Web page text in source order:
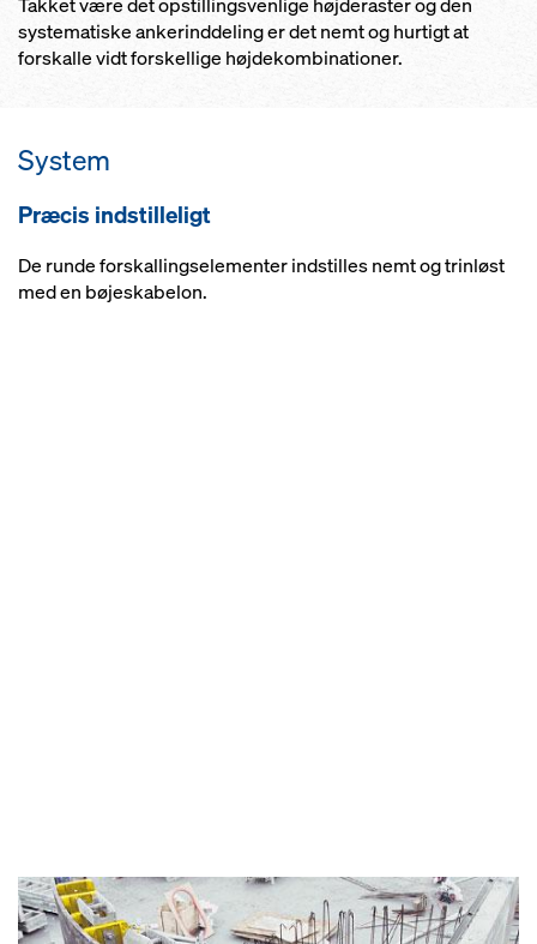
Takket være det opstillingsvenlige højderaster og den
systematiske ankerinddeling er det nemt og hurtigt at
forskalle vidt forskellige højdekombinationer.
System
Præcis indstilleligt
De runde forskallingselementer indstilles nemt og trinløst
med en bøjeskabelon.